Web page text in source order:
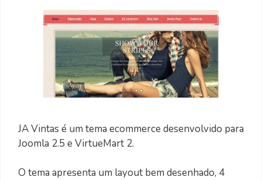
JA Vintas é um tema ecommerce desenvolvido para
Joomla 2.5 e VirtueMart 2.
O tema apresenta um layout bem desenhado, 4